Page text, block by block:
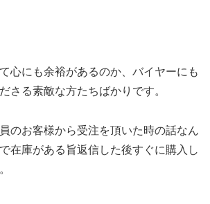
心にも余裕があるのか、バイヤーにも
さる素敵な方たちばかりです。
のお客様から受注を頂いた時の話なん
在庫がある旨返信した後すぐに購入し